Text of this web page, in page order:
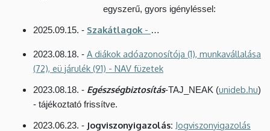
egyszerű, gyors igényléssel:
2025.09.15. - Szakátlagok - …
2023.08.18. - A diákok adóazonosítója (1), munkavállalása
(72), eü járulék (91) - NAV füzetek
2023.08.18. - Egészségbiztosítás-TAJ_NEAK (unideb.hu)
- tájékoztató frissítve.
2023.06.23. - Jogviszonyigazolás: Jogviszonyigazolás